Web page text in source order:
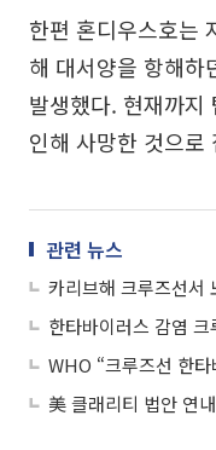
한편 혼디우스호는
해 대서양을 항해하
발생했다. 현재까지
인해 사망한 것으로
관련 뉴스
카리브해 크루즈선서
WHO “크루즈선 한